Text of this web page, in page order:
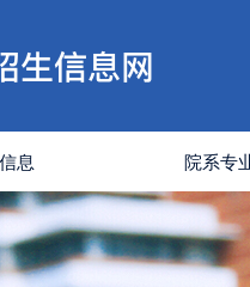
息 院系专